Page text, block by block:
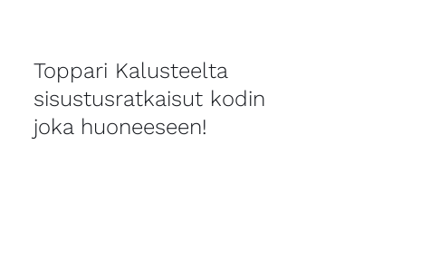
Toppari Kalusteelta
sisustusratkaisut kodin
joka huoneeseen!